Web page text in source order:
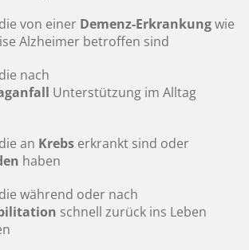
von einer Demenz-Erkrankungwie
Alzheimer betroffen sind
nach
Unterstützung im Alltag
an Krebs erkrankt sind oder
haben
während oder nach
schnell zurück ins Leben